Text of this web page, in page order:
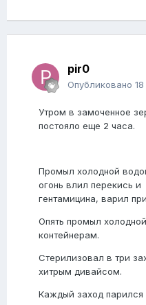
pir0
Опубликовано
Утром в замоченное
постояло еще 2 часа.
Промыл холодной
огонь влил перекись и
гентамицина, варил
Опять промыл
контейнерам.
Стерилизовал в три
хитрым дивайсом.
Каждый заход парился